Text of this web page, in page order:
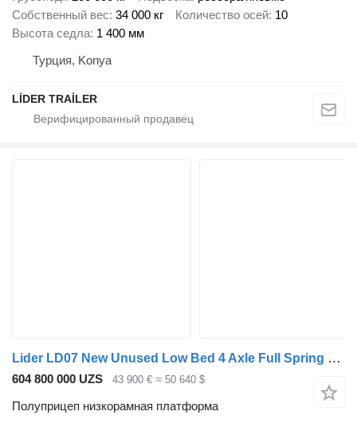
Собственный вес 34 000 кг Количество осей 10
Высота седла 1 400 мм
Турция, Konya
LİDER TRAİLER
Lider LD07 New Unused Low Bed 4 Axle Full Spring 86 Ton Loading 4 UNIT
604 800 000 UZS 43 900 € ≈ 50 640 $
Полуприцеп низкорамная платформа